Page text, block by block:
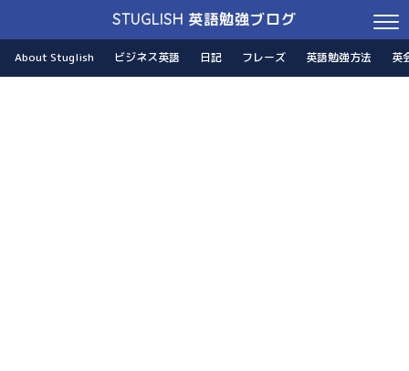
STUGLISH 英語勉強ブログ
About Stuglish ビジネス英語 日記 フレーズ 英語勉強方法 英